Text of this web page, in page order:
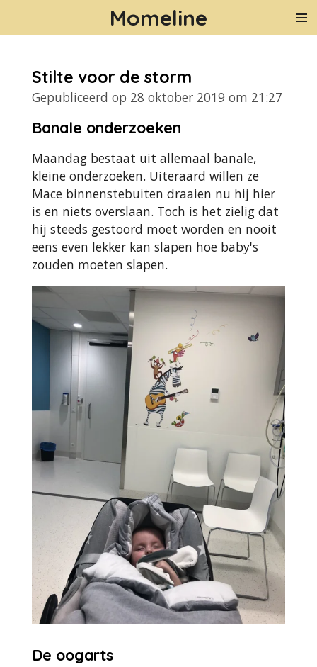
direct
hoofdinhoud
Momeline
Stilte voor de storm
Gepubliceerd op 28 oktober 2019 om 21:27
Banale onderzoeken
Maandag bestaat uit allemaal banale,
kleine onderzoeken. Uiteraard willen ze
Mace binnenstebuiten draaien nu hij hier
is en niets overslaan. Toch is het zielig dat
hij steeds gestoord moet worden en nooit
eens even lekker kan slapen hoe baby's
zouden moeten slapen.
De oogarts